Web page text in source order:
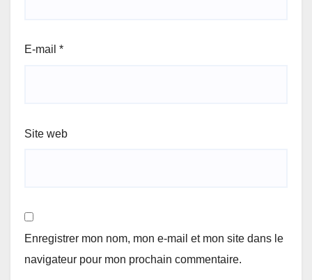
E-mail *
Site web
Enregistrer mon nom, mon e-mail et mon site dans le
navigateur pour mon prochain commentaire.